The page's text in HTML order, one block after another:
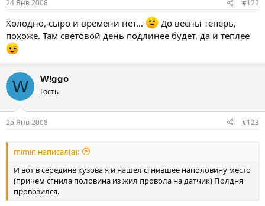
24 Янв 2008 #122
Холодно, сыро и времени нет...
До весны теперь,
похоже. Там световой день подлинее будет, да и теплее
W W!ggo
Гость
25 Янв 2008 #123
mimin написал(а):
И вот в середине кузова я и нашел сгнившее наполовину место
(причем сгнила половина из жил провола на датчик) Полдня
провозился.